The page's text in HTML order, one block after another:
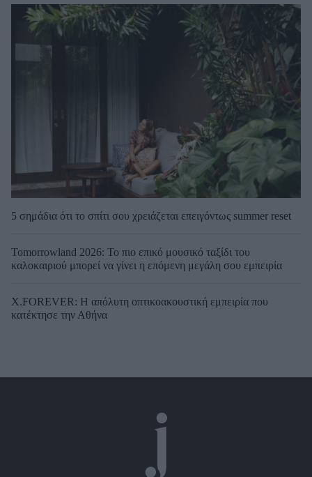
5 σημάδια ότι το σπίτι σου χρειάζεται επειγόντως summer reset
Tomorrowland 2026: Το πιο επικό μουσικό ταξίδι του
καλοκαιριού μπορεί να γίνει η επόμενη μεγάλη σου εμπειρία
X.FOREVER: Η απόλυτη οπτικοακουστική εμπειρία που
κατέκτησε την Αθήνα